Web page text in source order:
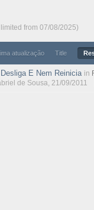
from 07/08/2025)
atualização Title
E Nem Reinicia in
de Sousa, 21/09/2011